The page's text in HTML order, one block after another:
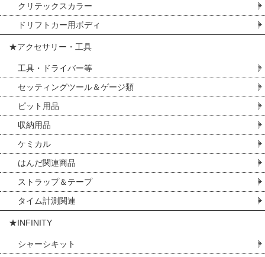
クリテックスカラー
ドリフトカー用ボディ
★アクセサリー・工具
工具・ドライバー等
セッティングツール＆ゲージ類
ピット用品
収納用品
ケミカル
はんだ関連商品
ストラップ＆テープ
タイム計測関連
★INFINITY
シャーシキット